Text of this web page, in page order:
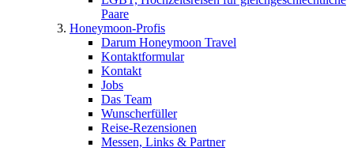
Paare
Honeymoon-Profis
Darum Honeymoon Travel
Kontaktformular
Kontakt
Jobs
Das Team
Wunscherfüller
Reise-Rezensionen
Messen, Links & Partner